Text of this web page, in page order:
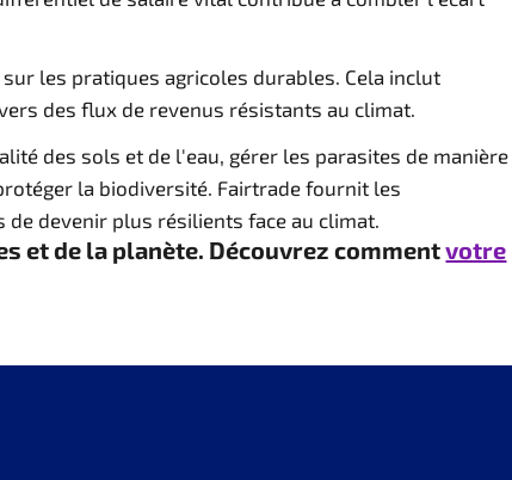
les pratiques agricoles durables. Cela inclut
des flux de revenus résistants au climat.
des sols et de l'eau, gérer les parasites de manière
la biodiversité. Fairtrade fournit les
devenir plus résilients face au climat.
et de la planète. Découvrez commentvotre